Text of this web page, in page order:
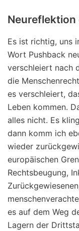
Es ist richtig, uns
Wort Pushback
verschleiert nach
die
es verschleiert,
Leben kommen.
alles nicht. Es
dann komm ich
wieder
europäischen
Rechtsbeugung,
es auf dem Weg
Lagern der